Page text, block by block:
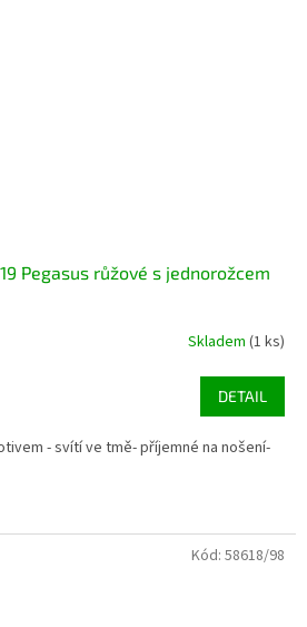
Pegasus růžové s jednorožcem
Skladem (1 ks)
DETAIL
- svítí ve tmě- příjemné na nošení-
Kód: 58618/98